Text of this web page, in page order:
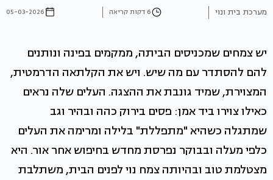
מערכת בית ונוי 6 דקות קריאה 05-03-2026
יש צמחים שמכניסים הביתה, ממקמים בפינה ונותנים
להם להסתדר עם מה שיש. ויש את הקלתאה הדרמטית,
המצוירת, שמיד גונבת את ההצגה. העלים שלה נראים
כאילו צוירו ביד אמן: פסים בירוק כהה ובהיר וגב
שמתגלה כשהיא "מתפללת" בלילה ומרימה את העלים
כלפי מעלה ובבוקר נפרסת מחדש בחיפוש אחר אור. היא
מצטלמת טוב ובהיותה צמח נוי לפנים הבית, משתלבת